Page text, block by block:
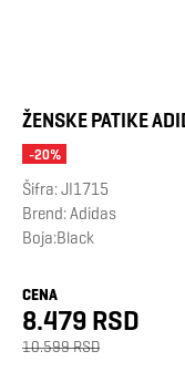
ŽENSKE PATIKE
-20%
Šifra:JI1715
Brend:Adidas
Boja:Black
CENA
8.479 RSD
10.599 RSD